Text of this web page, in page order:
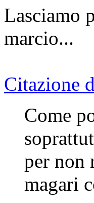
Lasciamo
marcio...
Citazione
Come
per non
magari